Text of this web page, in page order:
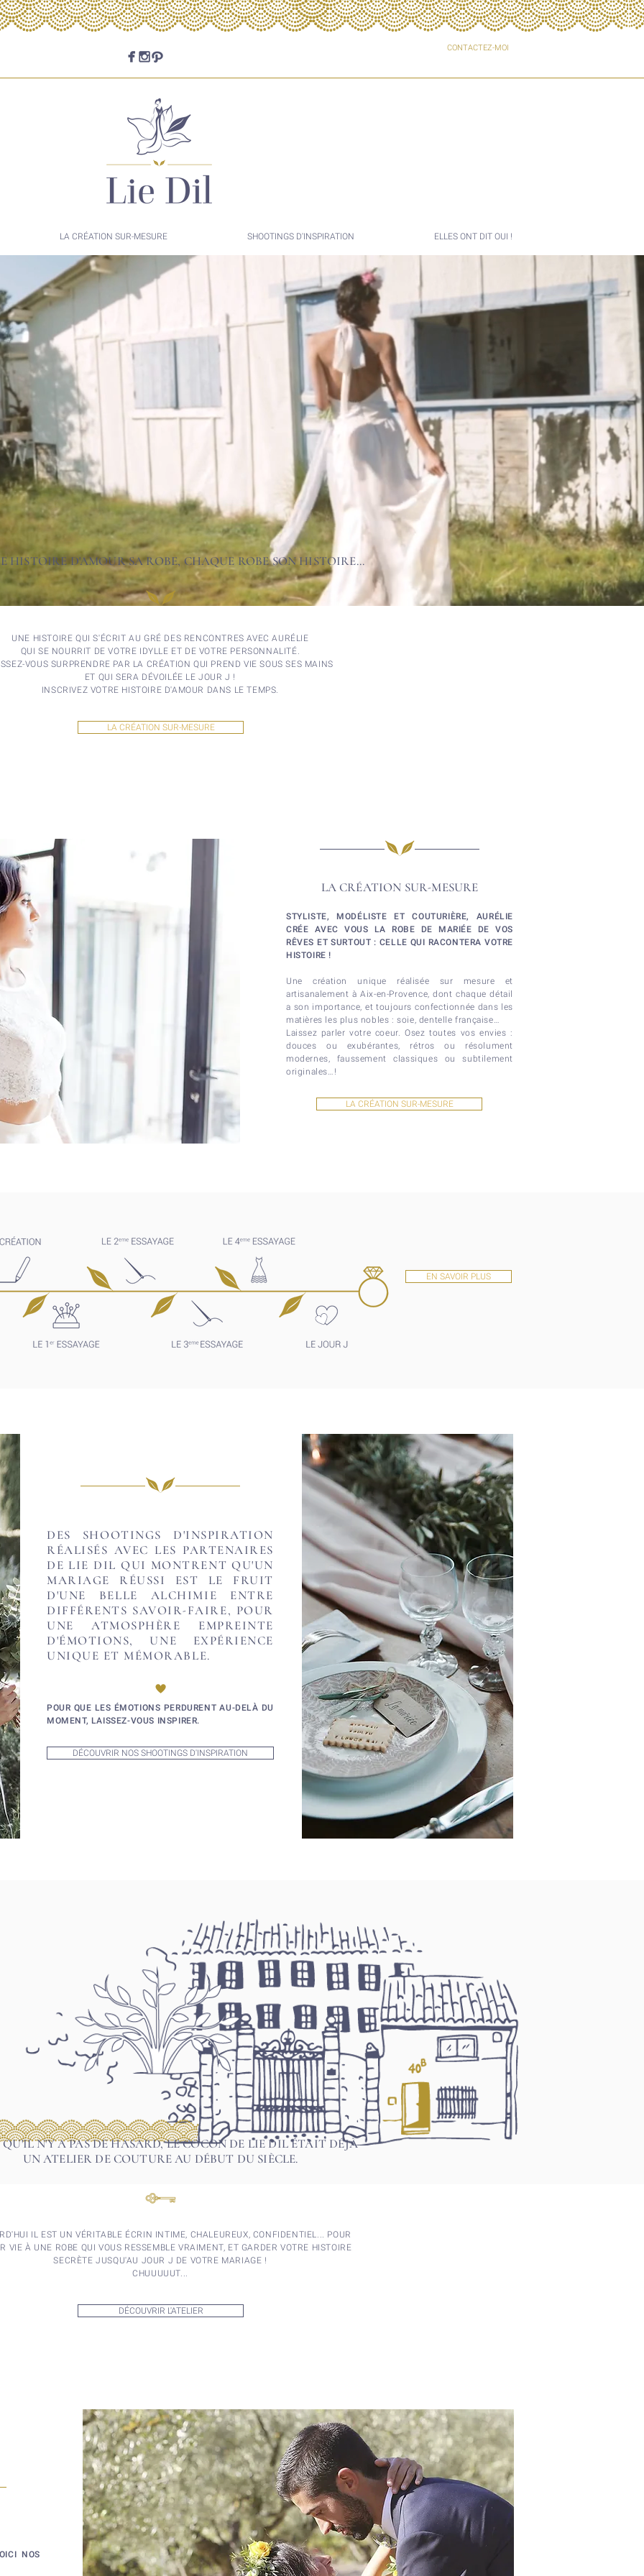
CONTACTEZ-MOI
LA CRÉATION SUR-MESURE SHOOTINGS D'INSPIRATION ELLES ONT DIT OUI !
HISTOIRE D'AMOUR SA ROBE, CHAQUE ROBE SON HISTOIRE...
UNE HISTOIRE QUI S'ÉCRIT AU GRÉ DES RENCONTRES AVEC AURÉLIE
QUI SE NOURRIT DE VOTRE IDYLLE ET DE VOTRE PERSONNALITÉ.
VOUS SURPRENDRE PAR LA CRÉATION QUI PREND VIE SOUS SES MAINS
ET QUI SERA DÉVOILÉE LE JOUR J !
INSCRIVEZ VOTRE HISTOIRE D'AMOUR DANS LE TEMPS.
LA CRÉATION SUR-MESURE
LA CRÉATION SUR-MESURE
STYLISTE, MODÉLISTE ET COUTURIÈRE, AURÉLIE
CRÉE AVEC VOUS LA ROBE DE MARIÉE DE VOS
RÊVES ET SURTOUT : CELLE QUI RACONTERA VOTRE
HISTOIRE !
Une création unique réalisée sur mesure et
artisanalement à Aix-en-Provence, dont chaque détail
a son importance, et toujours confectionnée dans les
matières les plus nobles : soie, dentelle française…
Laissez parler votre coeur. Osez toutes vos envies :
douces ou exubérantes, rétros ou résolument
modernes, faussement classiques ou subtilement
originales…!
LA CRÉATION SUR-MESURE
EN SAVOIR PLUS
DES SHOOTINGS D'INSPIRATION
RÉALISÉS AVEC LES PARTENAIRES
DE LIE DIL QUI MONTRENT QU'UN
MARIAGE RÉUSSI EST LE FRUIT
D'UNE BELLE ALCHIMIE ENTRE
DIFFÉRENTS SAVOIR-FAIRE, POUR
UNE ATMOSPHÈRE EMPREINTE
D'ÉMOTIONS, UNE EXPÉRIENCE
UNIQUE ET MÉMORABLE.
POUR QUE LES ÉMOTIONS PERDURENT AU-DELÀ DU
MOMENT, LAISSEZ-VOUS INSPIRER.
DÉCOUVRIR NOS SHOOTINGS D'INSPIRATION
QU'IL N'Y A PAS DE HASARD, LE COCON DE LIE DIL ÉTAIT DÉJÀ
UN ATELIER DE COUTURE AU DÉBUT DU SIÈCLE.
IL EST UN VÉRITABLE ÉCRIN INTIME, CHALEUREUX, CONFIDENTIEL... POUR
VIE À UNE ROBE QUI VOUS RESSEMBLE VRAIMENT, ET GARDER VOTRE HISTOIRE
SECRÈTE JUSQU'AU JOUR J DE VOTRE MARIAGE !
CHUUUUUT...
DÉCOUVRIR L'ATELIER
NOS